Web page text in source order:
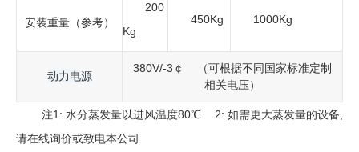
安装重量（参考）
200
Kg
450Kg 1000Kg
动力电源
380V/-3￠ （可根据不同国家标准定制
相关电压）
注1: 水分蒸发量以进风温度80℃ 2: 如需更大蒸发量的设备,
请在线询价或致电本公司